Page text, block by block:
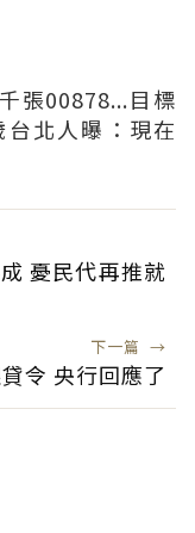
張00878...目標
北人曝：現在
憂民代再推就
下一篇 →
令 央行回應了